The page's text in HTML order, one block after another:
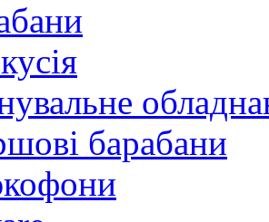
барабани